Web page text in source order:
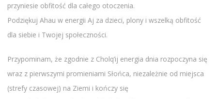
przyniesie obfitość dla całego otoczenia.
Podziękuj Ahau w energii Aj za dzieci, plony i wszelką obfitość
dla siebie i Twojej społeczności.
Przypominam, że zgodnie z Cholq’ij energia dnia rozpoczyna się
wraz z pierwszymi promieniami Słońca, niezależnie od miejsca
(strefy czasowej) na Ziemi i kończy się